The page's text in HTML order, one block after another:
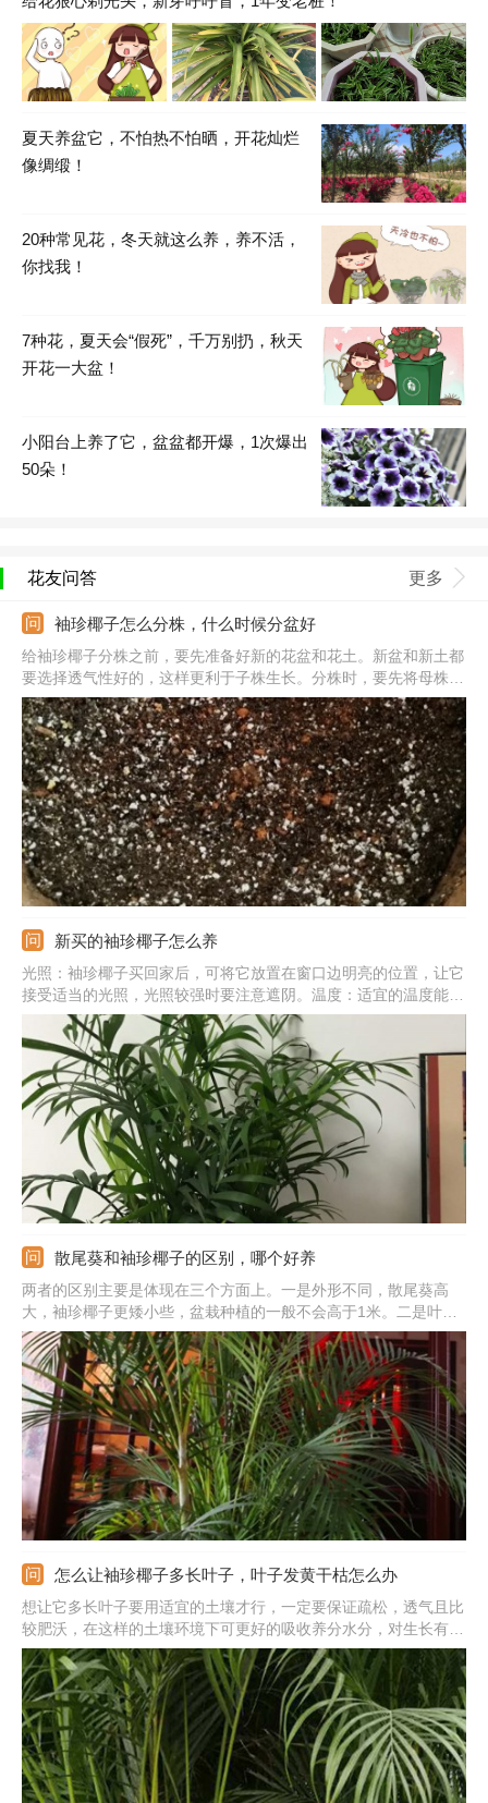
夏天养盆它，不怕热不怕晒，开花灿烂
像绸缎！
20种常见花，冬天就这么养，养不活，
你找我！
7种花，夏天会“假死”，千万别扔，秋天
开花一大盆！
小阳台上养了它，盆盆都开爆，1次爆出
50朵！
花友问答 更多
袖珍椰子怎么分株，什么时候分盆好
给袖珍椰子分株之前，要先准备好新的花盆和花土。新盆和新土都
要选择透气性好的，这样更利于子株生长。分株时，要先将母株脱
盆，然后用刀子从它的根茎连接处将其竖着切开，平均分成2-3
份，栽入新的土壤里面。如果植株长有孽芽，也可以将它们切下来
单独栽植。栽好后，将它们放在温暖通风处，等待成活即可。
新买的袖珍椰子怎么养
光照：袖珍椰子买回家后，可将它放置在窗口边明亮的位置，让它
接受适当的光照，光照较强时要注意遮阴。温度：适宜的温度能够
让袖珍椰子更快的适应新的环境，所以最好能将周围的温度控制在
18-24度之间。水分：需经常浇水，保持土壤湿润，同时还要经常
洒水保持植株周围的湿度。施肥：对肥料需求性不强，新买的袖珍
椰子先不要给它施肥，以免灼伤根系。
散尾葵和袖珍椰子的区别，哪个好养
两者的区别主要是体现在三个方面上。一是外形不同，散尾葵高
大，袖珍椰子更矮小些，盆栽种植的一般不会高于1米。二是叶片
不同，散尾葵叶片宽大，是黄绿色的。袖珍椰子是披针形的，且是
深绿色的。三是花朵不同，散尾葵是圆锥花序，而袖珍椰子是肉穗
花序。
怎么让袖珍椰子多长叶子，叶子发黄干枯怎么办
想让它多长叶子要用适宜的土壤才行，一定要保证疏松，透气且比
较肥沃，在这样的土壤环境下可更好的吸收养分水分，对生长有
利。平时温度在20-25度之间最适宜，不耐寒，冬季要控温。还要
注意光照，最好放在散光处，光照适宜会更好的进行光合作用。另
外，生长季要薄肥勤施，这样养护才可长势旺盛，多长叶子。